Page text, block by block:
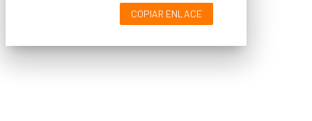
COPIAR ENLACE